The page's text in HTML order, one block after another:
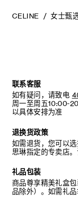
CELINE 女士甄
联系客服
如有疑问，请致电
周一至周五10:00-
以具体安排为准
退换货政策
如需退货，您可以
思琳指定的专卖店
礼品包装
商品尊享精美礼盒
品除外）。如需礼品